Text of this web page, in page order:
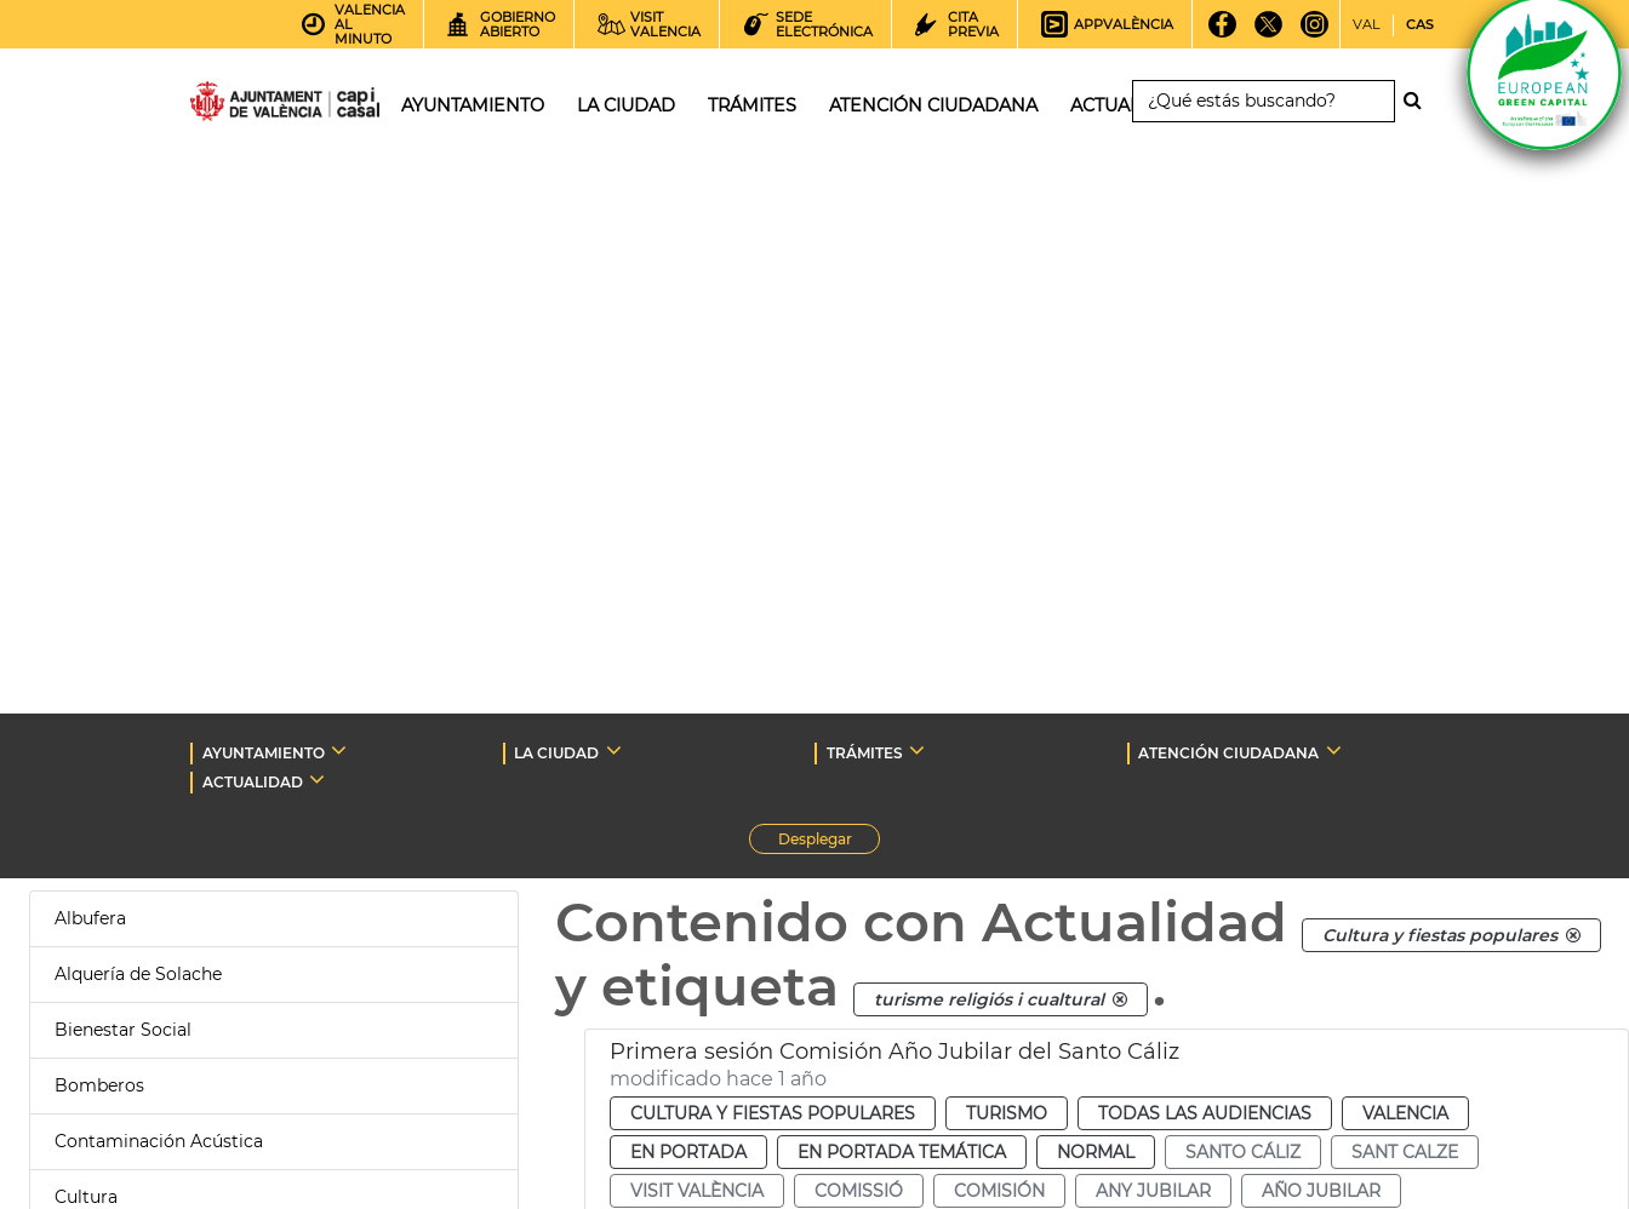
VALENCIA
AL
MINUTO
GOBIERNO
ABIERTO
VISIT
VALENCIA
SEDE
ELECTRÓNICA
CITA
PREVIA
APPVALÈNCIA VAL CAS
AYUNTAMIENTO LA CIUDAD TRÁMITES ATENCIÓN CIUDADANA ACTUALIDAD
AYUNTAMIENTO LA CIUDAD TRÁMITES
ATENCIÓN CIUDADANA
ACTUALIDAD
Desplegar
Albufera
Alquería de Solache
Bienestar Social
Bomberos
Contaminación Acústica
Cultura
Contenido con Actualidad Cultura y fiestas populares
y etiqueta turisme religiós i cualtural .
Primera sesión Comisión Año Jubilar del Santo Cáliz
modificado hace 1 año
CULTURA Y FIESTAS POPULARES TURISMO TODAS LAS AUDIENCIAS
VALENCIA
EN PORTADA
EN PORTADA TEMÁTICA NORMAL SANTO CÁLIZ
SANT CALZE
VISIT VALÈNCIA
COMISSIÓ COMISIÓN ANY JUBILAR
AÑO JUBILAR